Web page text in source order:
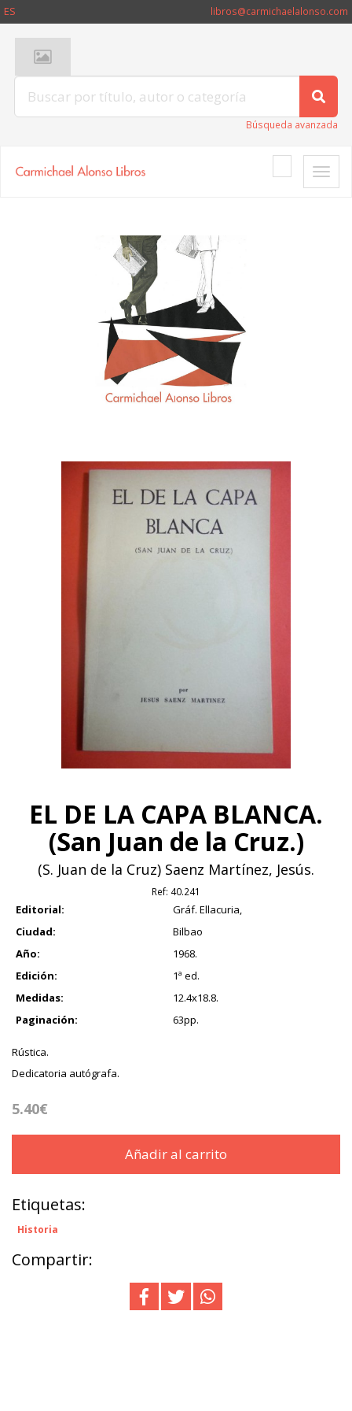
ES libros@carmichaelalonso.com
Búsqueda avanzada
Toggle
EL DE LA CAPA BLANCA.
(San Juan de la Cruz.)
(S. Juan de la Cruz) Saenz Martínez, Jesús.
Ref: 40.241
Editorial:
Gráf. Ellacuria,
Ciudad:
Bilbao
Año:
1968.
Edición:
1ª ed.
Medidas:
12.4x18.8.
Paginación:
63pp.
Rústica.
Dedicatoria autógrafa.
5.40€
Añadir al carrito
Etiquetas:
Historia
Compartir: